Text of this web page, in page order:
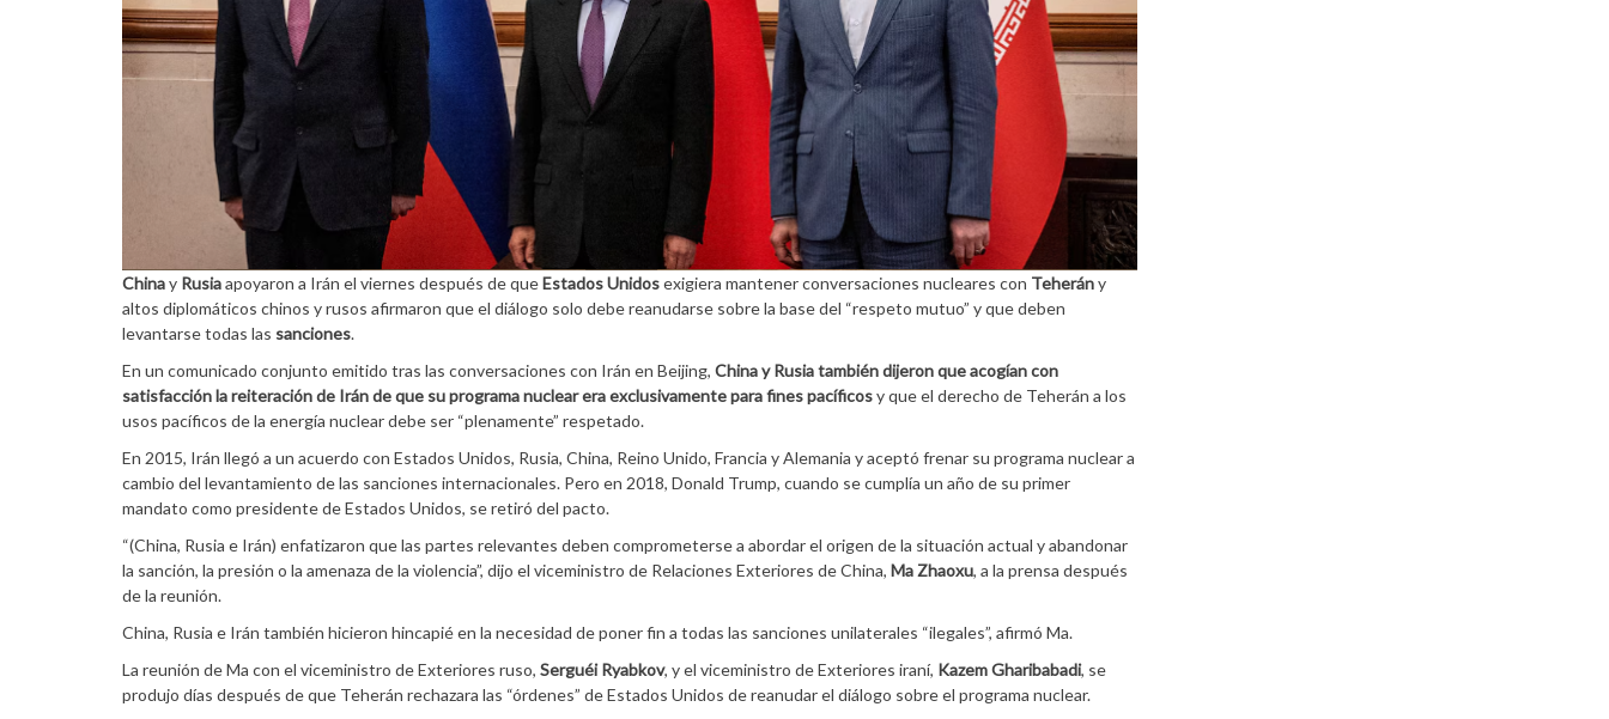
Chinay Rusiaapoyaron a Irán el viernes después de queEstados Unidosexigiera mantener conversaciones nucleares con Teherány
altos diplomáticos chinos y rusos afirmaron que el diálogo solo debe reanudarse sobre la base del “respeto mutuo” y que deben
levantarse todas las sanciones.
En un comunicado conjunto emitido tras las conversaciones con Irán en Beijing, China y Rusia también dijeron que acogían con
satisfacción la reiteración de Irán de que su programa nuclear era exclusivamente para fines pacíficosy que el derecho de Teherán a los
usos pacíficos de la energía nuclear debe ser “plenamente” respetado.
En 2015, Irán llegó a un acuerdo con Estados Unidos, Rusia, China, Reino Unido, Francia y Alemania y aceptó frenar su programa nuclear a
cambio del levantamiento de las sanciones internacionales. Pero en 2018, Donald Trump, cuando se cumplía un año de su primer
mandato como presidente de Estados Unidos, se retiró del pacto.
“(China, Rusia e Irán) enfatizaron que las partes relevantes deben comprometerse a abordar el origen de la situación actual y abandonar
la sanción, la presión o la amenaza de la violencia”, dijo el viceministro de Relaciones Exteriores de China, Ma Zhaoxu, a la prensa después
de la reunión.
China, Rusia e Irán también hicieron hincapié en la necesidad de poner fin a todas las sanciones unilaterales “ilegales”, afirmó Ma.
La reunión de Ma con el viceministro de Exteriores ruso, Serguéi Ryabkov, y el viceministro de Exteriores iraní, Kazem Gharibabadi, se
produjo días después de que Teherán rechazara las “órdenes” de Estados Unidos de reanudar el diálogo sobre el programa nuclear.